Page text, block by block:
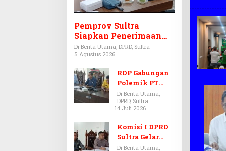
Pemprov Sultra
Siapkan Penerimaan
CPNS dan PPPK 2027,
DPRD Sultra Desak
Formasi Disabilitas
Di Berita Utama, DPRD, Sultra
5 Agustus 2026
RDP Gabungan
Polemik PT
Antam-SJS
Kolaka
Ditunda,
Komisi III dan
IV Menunggu
Di Berita Utama,
DPRD, Sultra
14 Juli 2026
Komisi I DPRD
Sultra Gelar
RDP, Ungkap
Di Berita Utama,